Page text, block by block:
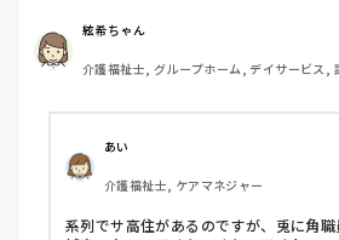
4〜5が多めだったりします。
特養だと腰をかなり痛めてしまったか
勤めていましたが年々介護度が上が
絃希ちゃん
介護福祉士, グループホーム, デイサービス,
あい
介護福祉士, ケアマネジャー
系列でサ高住があるのですが、兎に角